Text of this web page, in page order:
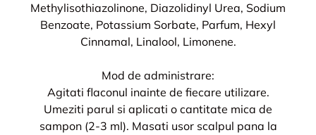
Methylisothiazolinone, Diazolidinyl Urea, Sodium
Benzoate, Potassium Sorbate, Parfum, Hexyl
Cinnamal, Linalool, Limonene.
Mod de administrare:
Agitati flaconul inainte de fiecare utilizare.
Umeziti parul si aplicati o cantitate mica de
sampon (2-3 ml). Masati usor scalpul pana la